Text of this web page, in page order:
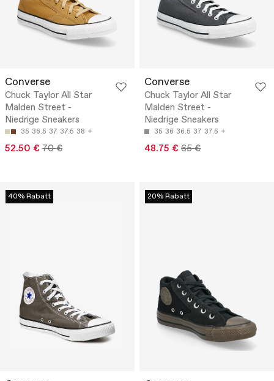
Converse
Chuck Taylor All Star
Malden Street -
Niedrige Sneakers
35 36.5 37 37.5 38
52.50 € 70 €
Converse
Chuck Taylor All Star
Malden Street -
Niedrige Sneakers
35 36 36.5 37 37.5
48.75 € 65 €
40% Rabatt 20% Rabatt